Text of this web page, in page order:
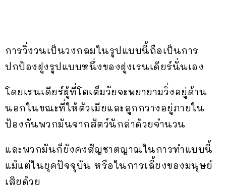
การวิ่งวนเป็นวงกลมในรูปแบบนี้ถือเป็นการ
ปกป้องฝูงรูปแบบหนึ่งของฝูงเรนเดียร์นั่นเอง
โดยเรนเดียร์ผู้ที่โตเต็มวัยจะพยายามวิ่งอยู่ด้าน
นอกในขณะที่ให้ตัวเมียและลูกกวางอยู่ภายใน
ป้องกันพวกมันจากสัตว์นักล่าด้วยจำนวน
และพวกมันก็ยังคงสัญชาตญาณในการทำแบบนี้
แม้แต่ในยุคปัจจุบัน หรือในการเลี้ยงของมนุษย์
เสียด้วย